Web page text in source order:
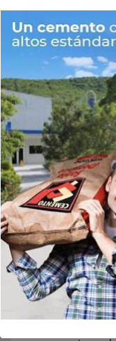
Buscar
Noticias
Onda tropical y
tormentas
provincias